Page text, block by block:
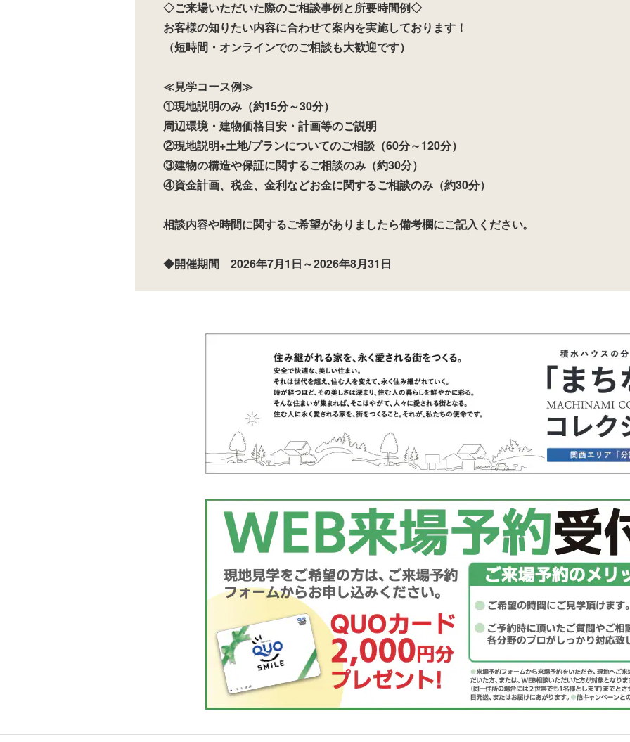
◇ご来場いただいた際のご相談事例と所要時間例◇
お客様の知りたい内容に合わせて案内を実施しております！
（短時間・オンラインでのご相談も大歓迎です）
≪見学コース例≫
①現地説明のみ（約15分～30分）
周辺環境・建物価格目安・計画等のご説明
②現地説明+土地/プランについてのご相談（60分～120分）
③建物の構造や保証に関するご相談のみ（約30分）
④資金計画、税金、金利などお金に関するご相談のみ（約30分）
相談内容や時間に関するご希望がありましたら備考欄にご記入ください。
◆開催期間 2026年7月1日～2026年8月31日